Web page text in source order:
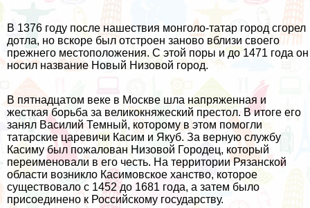
В 1376 году после нашествия монголо-татар город сгорел
дотла, но вскоре был отстроен заново вблизи своего
прежнего местоположения. С этой поры и до 1471 года он
носил название Новый Низовой город.
В пятнадцатом веке в Москве шла напряженная и
жесткая борьба за великокняжеский престол. В итоге его
занял Василий Темный, которому в этом помогли
татарские царевичи Касим и Якуб. За верную службу
Касиму был пожалован Низовой Городец, который
переименовали в его честь. На территории Рязанской
области возникло Касимовское ханство, которое
существовало с 1452 до 1681 года, а затем было
присоединено к Российскому государству.